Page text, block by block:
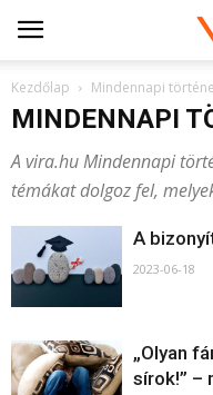
Kezdőlap Mindennapi
MINDENNAPI
A vira.hu Mindennapi
témákat dolgoz fel,
A
2023-06-18
„Olyan
sírok!” –